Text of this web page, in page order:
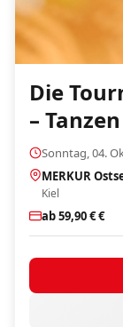
Die
–
Sonntag, 04.
MERKUR
Kiel
ab 59,90 € €